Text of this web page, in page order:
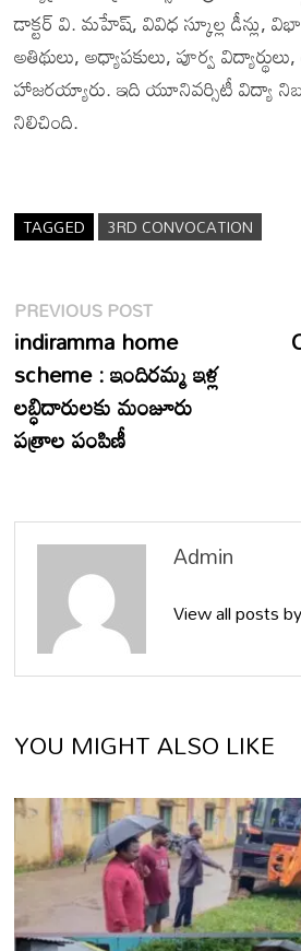
డాక్టర్ వి. మహేష్, వివిధ స్కూల్ల డీన్లు,
అతిథులు, అధ్యాపకులు, పూర్వ విద్యార్థులు,
హాజరయ్యారు. ఇది యూనివర్సిటీ విద్యా
నిలిచింది.
TAGGED 3RD CONVOCATION
Post
navigation
PREVIOUS POSTPrevious
post:
indiramma home
scheme : ఇందిరమ్మ ఇళ్ల
లబ్ధిదారులకు మంజూరు
పత్రాల పంపిణీ
Admin
View all posts
YOU MIGHT ALSO LIKE